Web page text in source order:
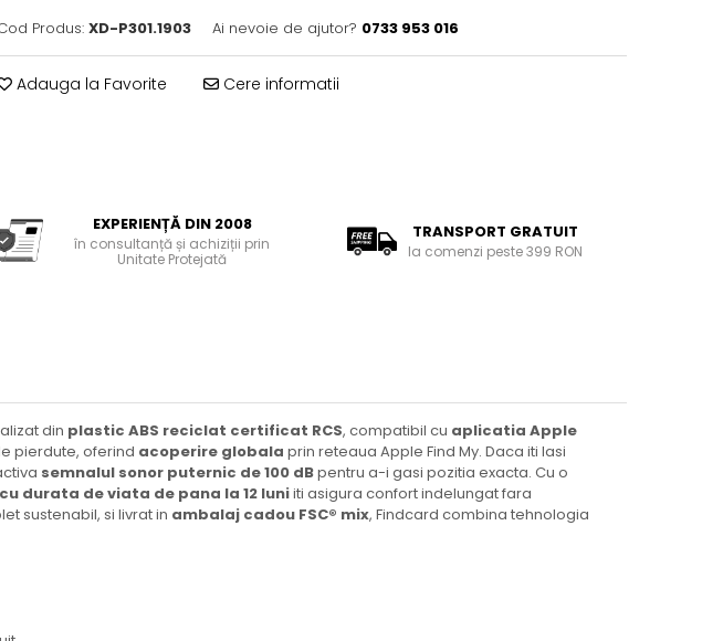
Produs: XD-P301.1903 Ai nevoie de ajutor? 0733 953 016
Adauga la Favorite Cere informatii
EXPERIENȚĂ DIN 2008
în consultanță și achiziții prin
Unitate Protejată
TRANSPORT GRATUIT
la comenzi peste 399 RON
din plastic ABS reciclat certificat RCS, compatibil cu aplicatia Apple
pierdute, oferind acoperire globala prin reteaua Apple Find My. Daca iti lasi
semnalul sonor puternic de 100 dBpentru a-i gasi pozitia exacta. Cu o
durata de viata de pana la 12 luniiti asigura confort indelungat fara
sustenabil, si livrat in ambalaj cadou FSC® mix, Findcard combina tehnologia